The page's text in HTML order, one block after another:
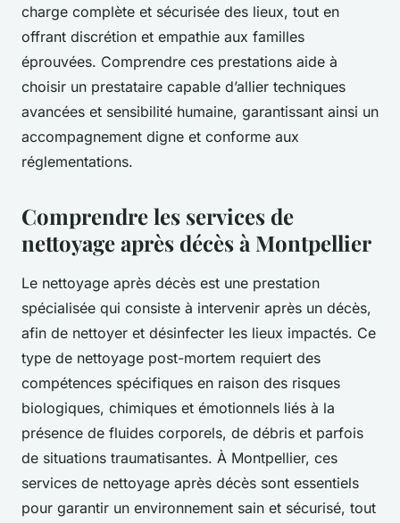
charge complète et sécurisée des lieux, tout en
offrant discrétion et empathie aux familles
éprouvées. Comprendre ces prestations aide à
choisir un prestataire capable d’allier techniques
avancées et sensibilité humaine, garantissant ainsi un
accompagnement digne et conforme aux
réglementations.
Comprendre les services de
nettoyage après décès à Montpellier
Le nettoyage après décès est une prestation
spécialisée qui consiste à intervenir après un décès,
afin de nettoyer et désinfecter les lieux impactés. Ce
type de nettoyage post-mortem requiert des
compétences spécifiques en raison des risques
biologiques, chimiques et émotionnels liés à la
présence de fluides corporels, de débris et parfois
de situations traumatisantes. À Montpellier, ces
services de nettoyage après décès sont essentiels
pour garantir un environnement sain et sécurisé, tout